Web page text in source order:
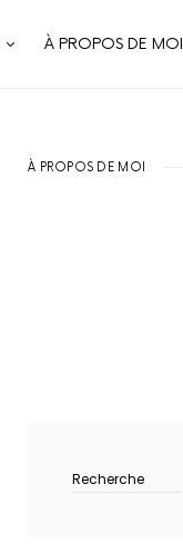
À PROPOS DE MOI
À PROPOS DE MOI